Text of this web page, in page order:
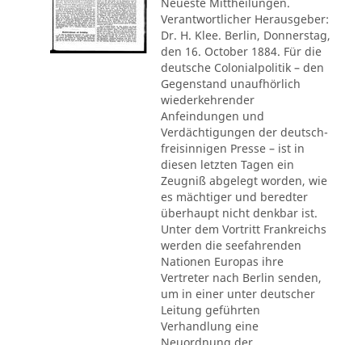
Verantwortlicher Herausgeber:
Dr. H. Klee. Berlin, Donnerstag,
den 16. October 1884. Für die
deutsche Colonialpolitik – den
Gegenstand unaufhörlich
wiederkehrender
Anfeindungen und
Verdächtigungen der deutsch-
freisinnigen Presse – ist in
diesen letzten Tagen ein
Zeugniß abgelegt worden, wie
es mächtiger und beredter
überhaupt nicht denkbar ist.
Unter dem Vortritt Frankreichs
werden die seefahrenden
Nationen Europas ihre
Vertreter nach Berlin senden,
um in einer unter deutscher
Leitung geführten
Verhandlung eine